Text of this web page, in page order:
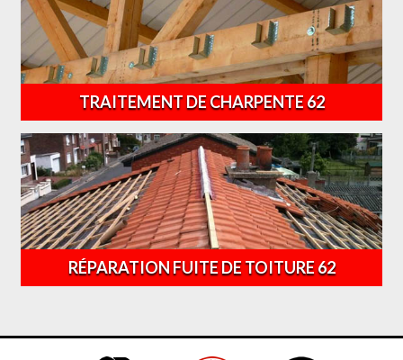
TRAITEMENT DE CHARPENTE 62
RÉPARATION FUITE DE TOITURE 62